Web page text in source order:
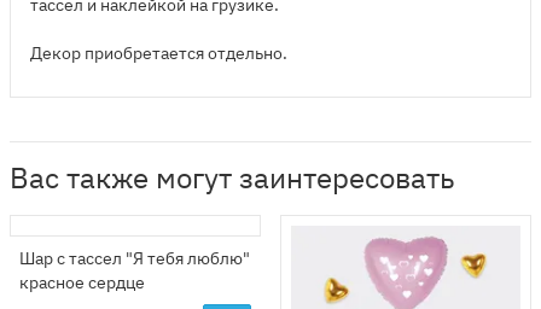
тассел и наклейкой на грузике.
Декор приобретается отдельно.
Вас также могут заинтересовать
Шар с тассел "Я тебя люблю"
красное сердце